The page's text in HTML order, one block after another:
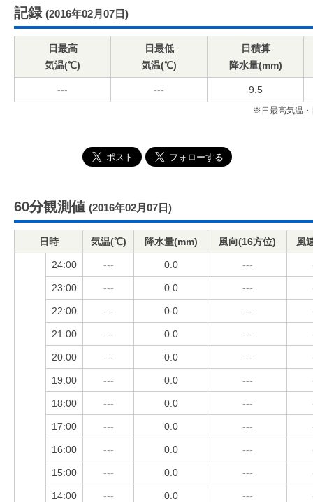
記録 (2016年02月07日)
日最高
気温(℃)
日最低
気温(℃)
日積算
降水量(mm)
--- --- 9.5
※日最高気温・
60分観測値 (2016年02月07日)
日時 気温(℃) 降水量(mm) 風向(16方位) 風
24:00 --- 0.0 ---
23:00 --- 0.0 ---
22:00 --- 0.0 ---
21:00 --- 0.0 ---
20:00 --- 0.0 ---
19:00 --- 0.0 ---
18:00 --- 0.0 ---
17:00 --- 0.0 ---
16:00 --- 0.0 ---
15:00 --- 0.0 ---
14:00 --- 0.0 ---